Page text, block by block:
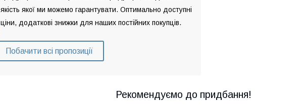
якість якої ми можемо гарантувати. Оптимально доступні
ціни, додаткові знижки для наших постійних покупців.
Побачити всі пропозиції
Рекомендуємо до придбання!